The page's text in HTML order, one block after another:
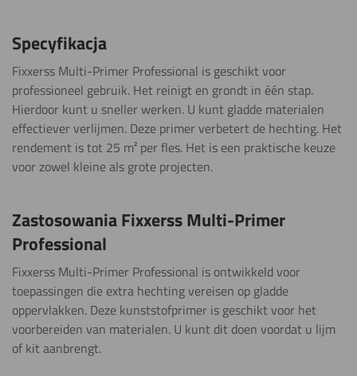
Specyfikacja
Fixxerss Multi-Primer Professional is geschikt voor
professioneel gebruik. Het reinigt en grondt in één stap.
Hierdoor kunt u sneller werken. U kunt gladde materialen
effectiever verlijmen. Deze primer verbetert de hechting. Het
rendement is tot 25 m² per fles. Het is een praktische keuze
voor zowel kleine als grote projecten.
Zastosowania Fixxerss Multi-Primer
Professional
Fixxerss Multi-Primer Professional is ontwikkeld voor
toepassingen die extra hechting vereisen op gladde
oppervlakken. Deze kunststofprimer is geschikt voor het
voorbereiden van materialen. U kunt dit doen voordat u lijm
of kit aanbrengt.